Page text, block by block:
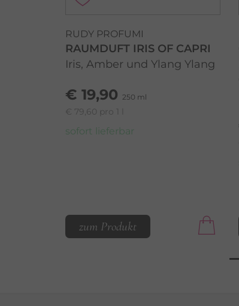
RUDY PROFUMI
RAUMDUFT IRIS OF CAPRI
Iris, Amber und Ylang Ylang
€ 19,90 250 ml
€ 79,60 pro 1 l
sofort lieferbar
zum Produkt